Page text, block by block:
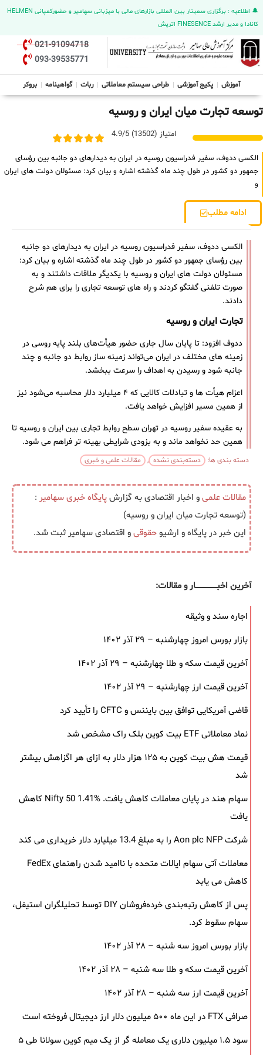
🔔 اطلاعیه : برگزاری سمینار بین المللی بازارهای مالی با میزبانی سهامیر و حضورکمپانی HELMEN
کانادا و مدیر ارشد FINESENCE اتریش
021-91094718
093-39535771
آموزش پکیج آموزشی طراحی سیستم معاملاتی ربات گواهینامه بروکر
توسعه تجارت میان ایران و روسیه
امتیاز (13502) 4.9/5
الکسی ددوف، سفیر فدراسیون روسیه در ایران به دیدارهای دو جانبه بین رؤسای
جمهور دو کشور در طول چند ماه گذشته اشاره و بیان کرد: مسئولان دولت‌ های ایران
و
ادامه مطلب
الکسی ددوف، سفیر فدراسیون روسیه در ایران به دیدارهای دو جانبه
بین رؤسای جمهور دو کشور در طول چند ماه گذشته اشاره و بیان کرد:
مسئولان دولت‌ های ایران و روسیه با یکدیگر ملاقات داشتند و به
صورت تلفنی گفتگو کردند و راه‌ های توسعه تجاری را برای هم شرح
دادند.
تجارت ایران و روسیه
ددوف افزود: تا پایان سال جاری حضور هیأت‌های بلند پایه روسی در
زمینه های مختلف در ایران می‌تواند زمینه‌ ساز روابط دو جانبه و چند
جانبه شود و رسیدن به اهداف را سرعت ببخشد.
اعزام هیأت‌ ها و تبادلات کالایی که ۴ میلیارد دلار محاسبه می‌شود نیز
از همین مسیر افزایش خواهد یافت.
به عقیده سفیر روسیه در تهران سطح روابط تجاری بین ایران و روسیه تا
همین حد نخواهد ماند و به بزودی شرایطی بهینه تر فراهم می شود.
دسته بندی ها: دسته‌بندی نشده , مقالات علمی و خبری
مقالات علمیو اخبار اقتصادی به گزارشپایگاه خبریسهامیر :
(توسعه تجارت میان ایران و روسیه)
این خبر در پایگاه و ارشیوحقوقیو اقتصادی سهامیر ثبت شد.
آخرین اخبــــــــــــــــــار و مقالات:
اجاره سند و وثیقه
بازار بورس امروز چهارشنبه – ۲۹ آذر ۱۴۰۲
آخرین قیمت سکه و طلا چهارشنبه – ۲۹ آذر ۱۴۰۲
آخرین قیمت ارز چهارشنبه – ۲۹ آذر ۱۴۰۲
قاضی آمریکایی توافق بین بایننس و CFTC را تأیید کرد
نماد معاملاتی ETF بیت کوین بلک ‌راک مشخص شد
قیمت هش بیت کوین به ۱۲۵ هزار دلار به‌ ازای هر اگزاهش بیشتر
شد
سهام هند در پایان معاملات کاهش یافت. Nifty 50 1.41% کاهش
یافت
شرکت Aon plc NFP را به مبلغ 13.4 میلیارد دلار خریداری می کند
معاملات آتی سهام ایالات متحده با ناامید شدن راهنمای FedEx
کاهش می یابد
پس از کاهش رتبه‌بندی خرده‌فروشان DIY توسط تحلیلگران استیفل،
سهام سقوط کرد.
بازار بورس امروز سه شنبه – ۲۸ آذر ۱۴۰۲
آخرین قیمت سکه و طلا سه شنبه – ۲۸ آذر ۱۴۰۲
آخرین قیمت ارز سه شنبه – ۲۸ آذر ۱۴۰۲
صرافی FTX در این ماه ۵۰۰ میلیون دلار ارز دیجیتال فروخته است
سود ۱.۵ میلیون دلاری یک معامله ‌گر از یک میم‌ کوین سولانا طی ۵